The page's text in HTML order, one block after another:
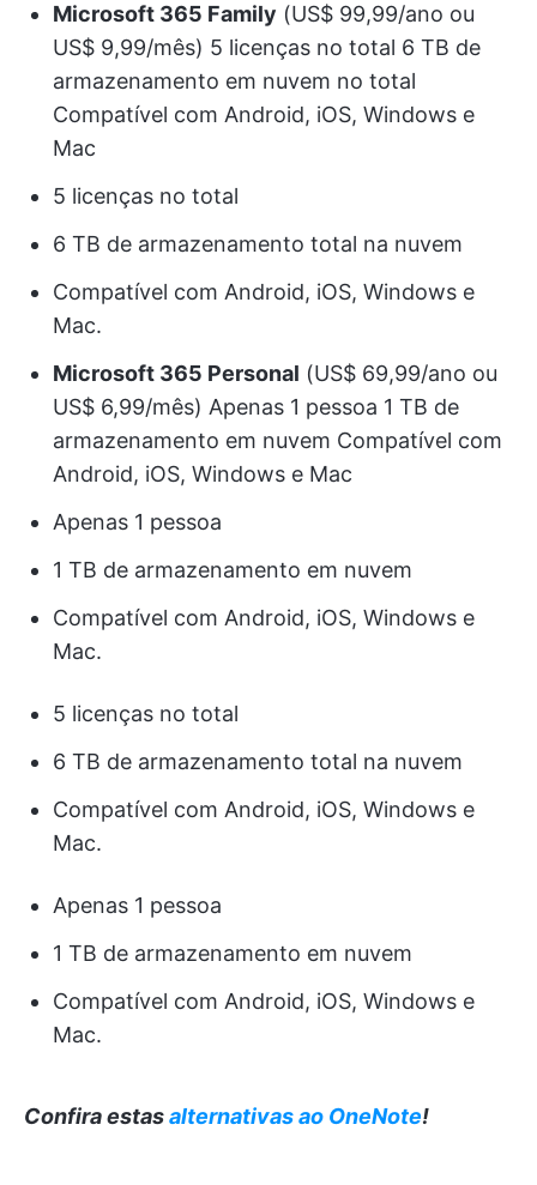
Microsoft 365 Family (US$ 99,99/ano ou
US$ 9,99/mês) 5 licenças no total 6 TB de
armazenamento em nuvem no total
Compatível com Android, iOS, Windows e
Mac
5 licenças no total
6 TB de armazenamento total na nuvem
Compatível com Android, iOS, Windows e
Mac.
Microsoft 365 Personal (US$ 69,99/ano ou
US$ 6,99/mês) Apenas 1 pessoa 1 TB de
armazenamento em nuvem Compatível com
Android, iOS, Windows e Mac
Apenas 1 pessoa
1 TB de armazenamento em nuvem
Compatível com Android, iOS, Windows e
Mac.
5 licenças no total
6 TB de armazenamento total na nuvem
Compatível com Android, iOS, Windows e
Mac.
Apenas 1 pessoa
1 TB de armazenamento em nuvem
Compatível com Android, iOS, Windows e
Mac.
Confira estasalternativas ao OneNote!